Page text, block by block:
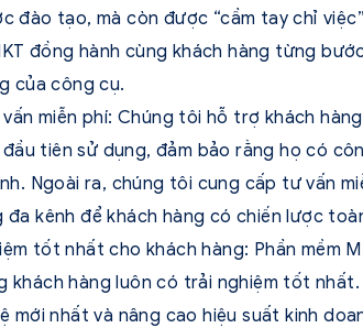
đào tạo, mà còn được “cầm tay chỉ
đồng hành cùng khách hàng từng
của công cụ.
miễn phí: Chúng tôi hỗ trợ khách
tiên sử dụng, đảm bảo rằng họ có
Ngoài ra, chúng tôi cung cấp tư vấn
kênh để khách hàng có chiến lược
tốt nhất cho khách hàng: Phần mềm
khách hàng luôn có trải nghiệm tốt
mới nhất và nâng cao hiệu suất kinh